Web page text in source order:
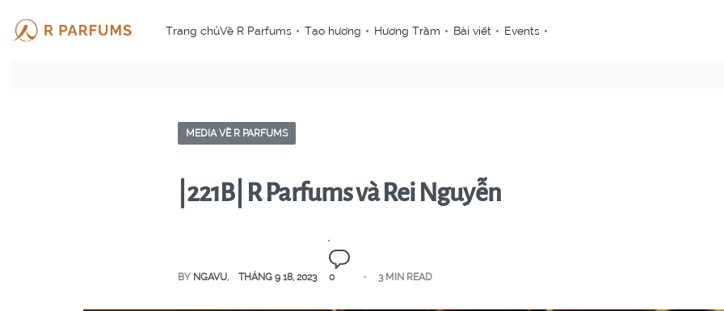
Trang chủVề R Parfums Tạo hương Hương Trầm Bài viết Events
MEDIA VỀ R PARFUMS
|221B| R Parfums và Rei Nguyễn
BY NGAVU THÁNG 9 18, 2023 0 3 MIN READ